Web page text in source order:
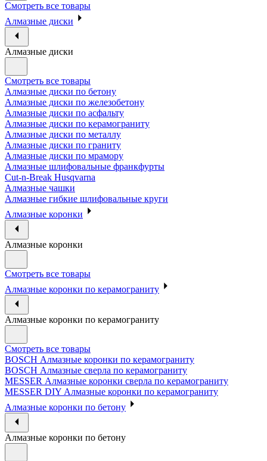
Смотреть все товары
Алмазные диски
Алмазные диски
Смотреть все товары
Алмазные диски по бетону
Алмазные диски по железобетону
Алмазные диски по асфальту
Алмазные диски по керамограниту
Алмазные диски по металлу
Алмазные диски по граниту
Алмазные диски по мрамору
Алмазные шлифовальные франкфурты
Cut-n-Break Husqvarna
Алмазные чашки
Алмазные гибкие шлифовальные круги
Алмазные коронки
Алмазные коронки
Смотреть все товары
Алмазные коронки по керамограниту
Алмазные коронки по керамограниту
Смотреть все товары
BOSCH Алмазные коронки по керамограниту
BOSCH Алмазные сверла по керамограниту
MESSER Алмазные коронки сверла по керамограниту
MESSER DIY Алмазные коронки по керамограниту
Алмазные коронки по бетону
Алмазные коронки по бетону